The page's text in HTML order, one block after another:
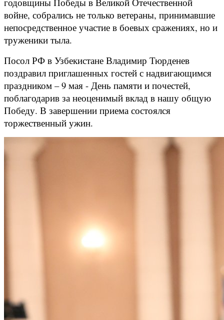
войне, собрались не только ветераны, принимавшие
непосредственное участие в боевых сражениях, но и
труженики тыла.
Посол РФ в Узбекистане Владимир Тюрденев
поздравил приглашенных гостей с надвигающимся
праздником – 9 мая - День памяти и почестей,
поблагодарив за неоценимый вклад в нашу общую
Победу. В завершении приема состоялся
торжественный ужин.